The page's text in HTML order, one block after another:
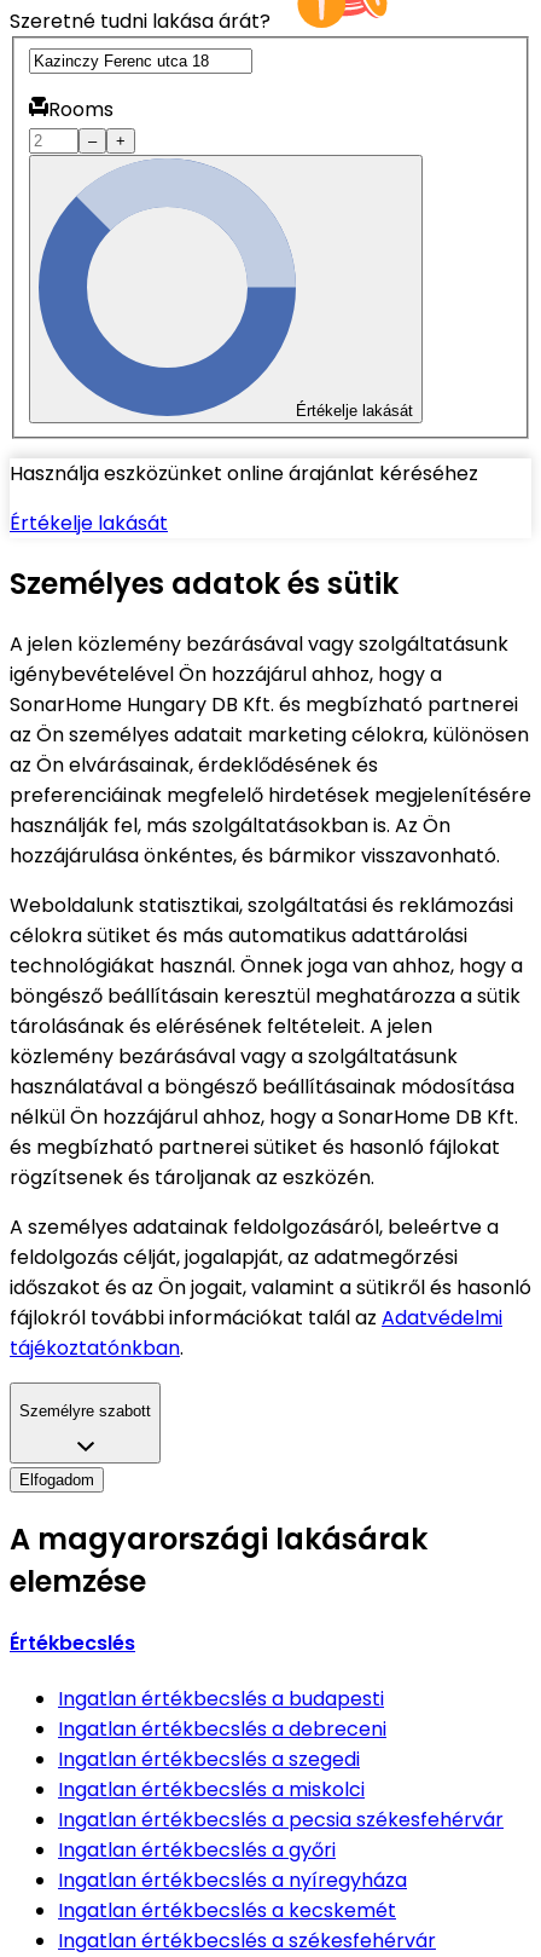
Szeretné tudni lakása árát?
Rooms
– +
Értékelje lakását
Használja eszközünket online árajánlat kéréséhez
Értékelje lakását
Személyes adatok és sütik
A jelen közlemény bezárásával vagy szolgáltatásunk
igénybevételével Ön hozzájárul ahhoz, hogy a
SonarHome Hungary DB Kft. és megbízható partnerei
az Ön személyes adatait marketing célokra, különösen
az Ön elvárásainak, érdeklődésének és
preferenciáinak megfelelő hirdetések megjelenítésére
használják fel, más szolgáltatásokban is. Az Ön
hozzájárulása önkéntes, és bármikor visszavonható.
Weboldalunk statisztikai, szolgáltatási és reklámozási
célokra sütiket és más automatikus adattárolási
technológiákat használ. Önnek joga van ahhoz, hogy a
böngésző beállításain keresztül meghatározza a sütik
tárolásának és elérésének feltételeit. A jelen
közlemény bezárásával vagy a szolgáltatásunk
használatával a böngésző beállításainak módosítása
nélkül Ön hozzájárul ahhoz, hogy a SonarHome DB Kft.
és megbízható partnerei sütiket és hasonló fájlokat
rögzítsenek és tároljanak az eszközén.
A személyes adatainak feldolgozásáról, beleértve a
feldolgozás célját, jogalapját, az adatmegőrzési
időszakot és az Ön jogait, valamint a sütikről és hasonló
fájlokról további információkat talál az Adatvédelmi
tájékoztatónkban.
Személyre szabott
Elfogadom
A magyarországi lakásárak
elemzése
Értékbecslés
Ingatlan értékbecslésa budapesti
Ingatlan értékbecslésa debreceni
Ingatlan értékbecslésa szegedi
Ingatlan értékbecslésa miskolci
Ingatlan értékbecslésa pecsia székesfehérvár
Ingatlan értékbecslésa győri
Ingatlan értékbecslésa nyíregyháza
Ingatlan értékbecslésa kecskemét
Ingatlan értékbecslésa székesfehérvár